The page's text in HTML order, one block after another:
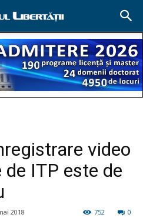
video
ITP este de
2018 0
752